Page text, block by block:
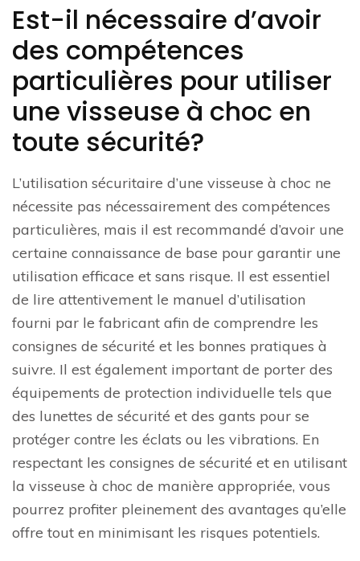
Est-il nécessaire d’avoir
des compétences
particulières pour utiliser
une visseuse à choc en
toute sécurité?
L’utilisation sécuritaire d’une visseuse à choc ne
nécessite pas nécessairement des compétences
particulières, mais il est recommandé d’avoir une
certaine connaissance de base pour garantir une
utilisation efficace et sans risque. Il est essentiel
de lire attentivement le manuel d’utilisation
fourni par le fabricant afin de comprendre les
consignes de sécurité et les bonnes pratiques à
suivre. Il est également important de porter des
équipements de protection individuelle tels que
des lunettes de sécurité et des gants pour se
protéger contre les éclats ou les vibrations. En
respectant les consignes de sécurité et en utilisant
la visseuse à choc de manière appropriée, vous
pourrez profiter pleinement des avantages qu’elle
offre tout en minimisant les risques potentiels.